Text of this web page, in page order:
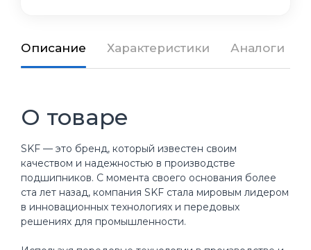
Описание Характеристики Аналоги
О товаре
SKF — это бренд, который известен своим
качеством и надежностью в производстве
подшипников. С момента своего основания более
ста лет назад, компания SKF стала мировым лидером
в инновационных технологиях и передовых
решениях для промышленности.